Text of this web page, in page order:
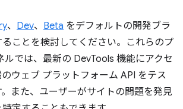
、 Dev、 Beta をデフォルトの開発ブラ
ことを検討してください。これらのプ
ルでは、最新の DevTools 機能にアクセ
ウェブ プラットフォーム API をテス
。また、ユーザーがサイトの問題を発見